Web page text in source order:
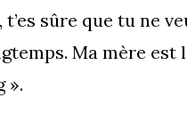
t’es sûre que tu ne
Ma mère est
».